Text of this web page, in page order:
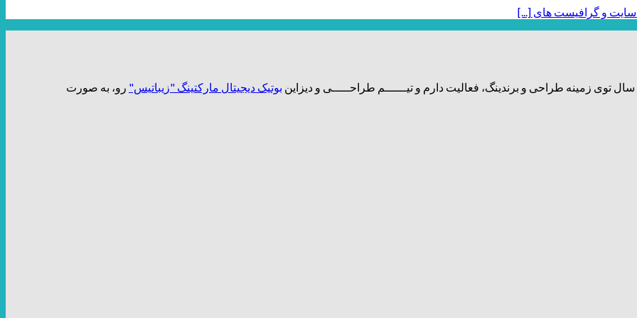
و گرافیست های [...]
بوتیک دیجیتال مارکتینگ "زیباتیس" رو، به صورت